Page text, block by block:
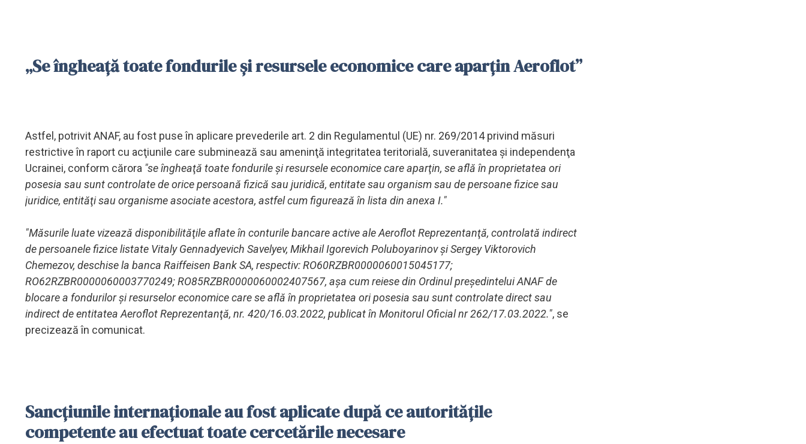
„Se îngheaţă toate fondurile şi resursele economice care aparţin Aeroflot”
Astfel, potrivit ANAF, au fost puse în aplicare prevederile art. 2 din Regulamentul (UE) nr. 269/2014 privind măsuri
restrictive în raport cu acţiunile care subminează sau ameninţă integritatea teritorială, suveranitatea şi independenţa
Ucrainei, conform cărora "se îngheaţă toate fondurile şi resursele economice care aparţin, se află în proprietatea ori
posesia sau sunt controlate de orice persoană fizică sau juridică, entitate sau organism sau de persoane fizice sau
juridice, entităţi sau organisme asociate acestora, astfel cum figurează în lista din anexa I."
"Măsurile luate vizează disponibilităţile aflate în conturile bancare active ale Aeroflot Reprezentanţă, controlată indirect
de persoanele fizice listate Vitaly Gennadyevich Savelyev, Mikhail Igorevich Poluboyarinov şi Sergey Viktorovich
Chemezov, deschise la banca Raiffeisen Bank SA, respectiv: RO60RZBR0000060015045177;
RO62RZBR0000060003770249; RO85RZBR0000060002407567, aşa cum reiese din Ordinul preşedintelui ANAF de
blocare a fondurilor şi resurselor economice care se află în proprietatea ori posesia sau sunt controlate direct sau
indirect de entitatea Aeroflot Reprezentanţă, nr. 420/16.03.2022, publicat în Monitorul Oficial nr 262/17.03.2022.", se
precizează în comunicat.
Sancţiunile internaţionale au fost aplicate după ce autorităţile
competente au efectuat toate cercetările necesare